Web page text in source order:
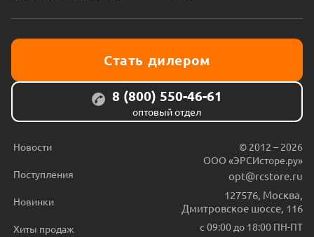
Стать дилером
8 (800) 550-46-61
оптовый отдел
Новости
Поступления
Новинки
Хиты продаж
© 2012 – 2026
ООО «ЭРСИсторе.ру»
opt@rcstore.ru
127576 Москва
Дмитровское шоссе, 116
с 09:00 до 18:00 ПН-ПТ